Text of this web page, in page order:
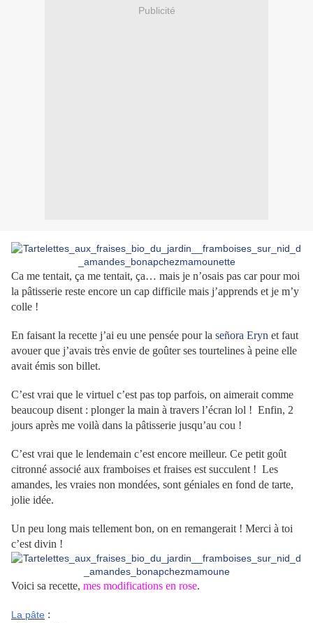
Publicité
Ca me tentait, ça me tentait, ça… mais je n’osais pas car pour moi
la pâtisserie reste encore un cap difficile mais j’apprends et je m’y
colle !
En faisant la recette j’ai eu une pensée pour la señora Eryn et faut
avouer que j’avais très envie de goûter ses tourtelines à peine elle
avait émis son billet.
C’est vrai que le virtuel c’est pas top parfois, on aimerait comme
beaucoup disent : plonger la main à travers l’écran lol ! Enfin, 2
jours après me voilà dans la pâtisserie jusqu’au cou !
C’est vrai que le lendemain c’est encore meilleur. Ce petit goût
citronné associé aux framboises et fraises est succulent ! Les
amandes, les vraies non mondées, sont géniales en fond de tarte,
jolie idée.
Un peu long mais tellement bon, on en remangerait ! Merci à toi
c’est divin !
Voici sa recette, mes modifications en rose.
La pâte :